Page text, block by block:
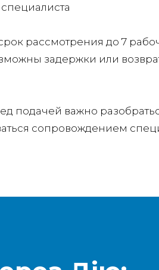
специалиста
рассмотрения до 7
задержки или
подачей важно
сопровождением